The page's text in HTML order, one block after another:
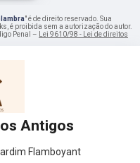
" é de direito reservado. Sua
é proibida sem a autorização do autor.
Penal –
Lei 9610/98 - Lei de direitos
Antigos
Flamboyant